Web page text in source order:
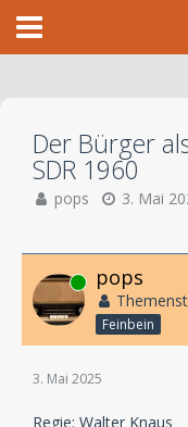
Der Bürger
SDR 1960
pops 3. Mai
Online pops
Feinbein
3. Mai 2025
Regie: Walter Knaus